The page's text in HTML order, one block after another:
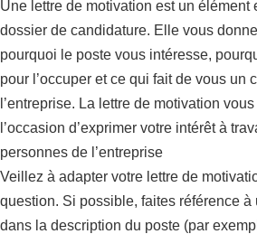
Une lettre de motivation est un élément
dossier de candidature. Elle vous
pourquoi le poste vous intéresse,
pour l’occuper et ce qui fait de vous un
l’entreprise. La lettre de motivation
l’occasion d’exprimer votre intérêt à
personnes de l’entreprise
Veillez à adapter votre lettre de
question. Si possible, faites référence
dans la description du poste (par